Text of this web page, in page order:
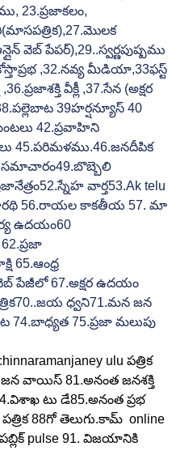
23.ప్రజాకలం,
వెబ్ పేపర్),29..స్వర్ణపుష్పము
,32.నవ్య మీడియా,33ఫస్ట్
వీక్లీ ,37.సేన (అక్షర
39హర్షన్యూస్ 40
42.ప్రవాహిని
45.పరిమళము.46.జనదీపిక
సమాచారం49.బొబ్బెలి
వార్త53.Ak telu
56.రాయల కాకతీయ 57. మా
ఉదయం60
65.ఆంధ్ర
పేజీలో 67.అక్షర ఉదయం
ధ్వని71.మన జన
74.బాధ్యత 75.ప్రజా మలుపు
ulu పత్రిక
జన వాయిస్ 81.అనంత జనశక్తి
టు డే85.అనంత ప్రభ
88గో తెలుగు.కామ్  online
pulse 91. విజయానికి